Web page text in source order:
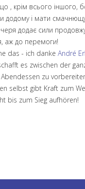
, крім всього іншого,
додому і мати
додає сили
аж до перемоги!
das - ich danke André
es zwischen der
zu
selbst gibt Kraft zum
bis zum Sieg aufhören!